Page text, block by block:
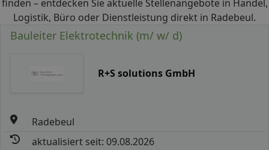
finden – entdecken Sie aktuelle Stellenangebote in Handel,
Logistik, Büro oder Dienstleistung direkt in Radebeul.
Bauleiter Elektrotechnik (m/ w/ d)
R+S solutions GmbH
Radebeul
aktualisiert seit: 09.08.2026